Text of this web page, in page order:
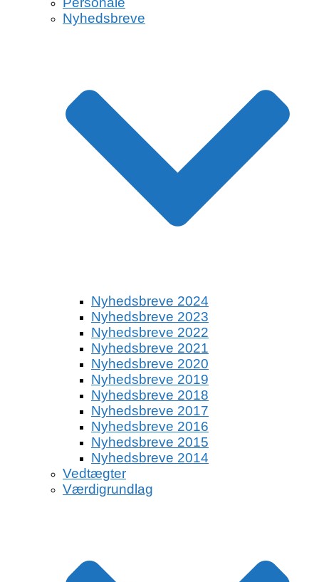
Nyhedsbreve
Nyhedsbreve 2024
Nyhedsbreve 2023
Nyhedsbreve 2022
Nyhedsbreve 2021
Nyhedsbreve 2020
Nyhedsbreve 2019
Nyhedsbreve 2018
Nyhedsbreve 2017
Nyhedsbreve 2016
Nyhedsbreve 2015
Nyhedsbreve 2014
Vedtægter
Værdigrundlag